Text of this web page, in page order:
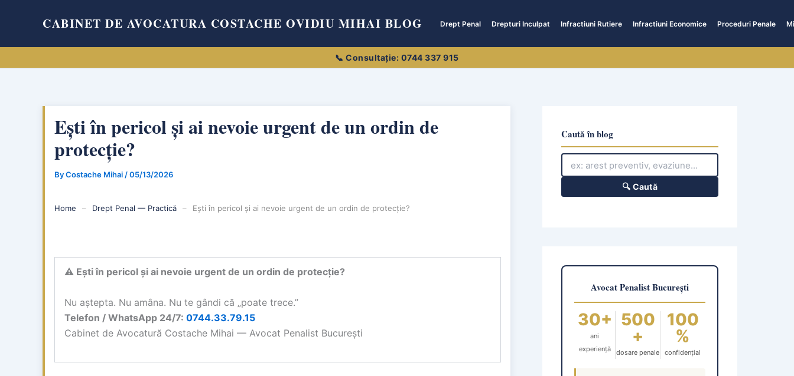
CABINET DE AVOCATURA COSTACHE OVIDIU MIHAI BLOG Drept Penal Drepturi Inculpat Infractiuni Rutiere Infractiuni Economice Proceduri Penale
Ești în pericol și ai nevoie urgent de un ordin de
protecție?
ByCostache Mihai /05/13/2026
Home – Drept Penal — Practică – Ești în pericol și ai nevoie urgent de un ordin de protecție?
⚠ Ești în pericol și ai nevoie urgent de un ordin de protecție?
Nu aștepta. Nu amâna. Nu te gândi că „poate trece.”
Telefon / WhatsApp 24/7: 0744.33.79.15
Cabinet de Avocatură Costache Mihai — Avocat Penalist București
Caută în blog
🔍 Caută
Avocat Penalist București
30+
ani
experiență
500
+
dosare penale
100
%
confidențial